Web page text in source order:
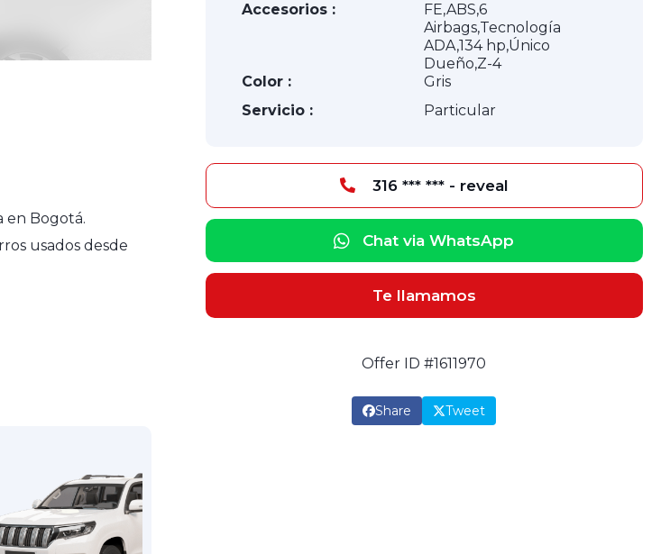
en Bogotá.
usados desde
Accesorios :
FE,ABS,6
Airbags,Tecnología
ADA,134 hp,Único
Dueño,Z-4
Color :
Gris
Servicio :
Particular
316 *** *** - reveal
Chat via WhatsApp
Te llamamos
Offer ID #1611970
Share Tweet